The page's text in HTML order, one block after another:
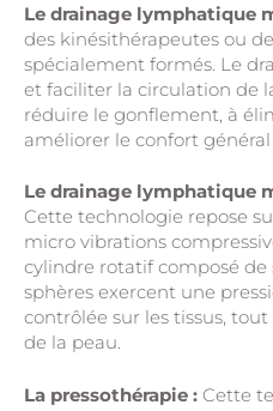
Le drainage lymphatique
des kinésithérapeutes ou
spécialement formés. Le
et faciliter la circulation de
réduire le gonflement, à
améliorer le confort
Le drainage lymphatique
Cette technologie repose
micro vibrations
cylindre rotatif composé de
sphères exercent une
contrôlée sur les tissus,
de la peau.
La pressothérapie : Cette